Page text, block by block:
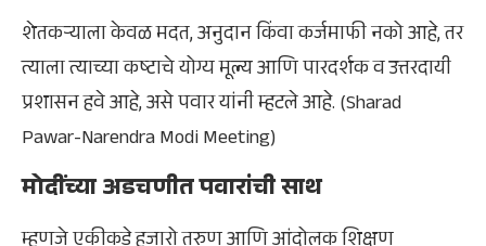
शेतकऱ्याला केवळ मदत, अनुदान किंवा कर्जमाफी नको आहे, तर
त्याला त्याच्या कष्टाचे योग्य मूल्य आणि पारदर्शक व उत्तरदायी
प्रशासन हवे आहे, असे पवार यांनी म्हटले आहे. (Sharad
Pawar-Narendra Modi Meeting)
मोदींच्या अडचणीत पवारांची साथ